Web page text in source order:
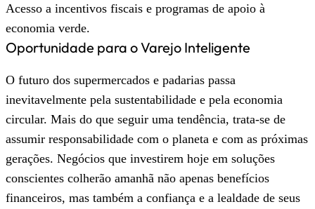
Acesso a incentivos fiscais e programas de apoio à
economia verde.
Oportunidade para o Varejo Inteligente
O futuro dos supermercados e padarias passa
inevitavelmente pela sustentabilidade e pela economia
circular. Mais do que seguir uma tendência, trata-se de
assumir responsabilidade com o planeta e com as próximas
gerações. Negócios que investirem hoje em soluções
conscientes colherão amanhã não apenas benefícios
financeiros, mas também a confiança e a lealdade de seus